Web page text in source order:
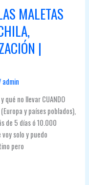
MALETAS
|
admin
qué no llevar CUANDO
y países poblados),
de 5 días ó 10.000
solo y puedo
pero